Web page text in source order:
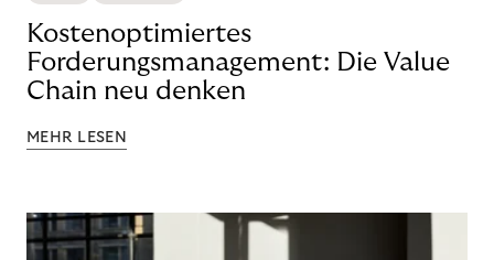
Kostenoptimiertes
Forderungsmanagement: Die Value
Chain neu denken
MEHR LESEN